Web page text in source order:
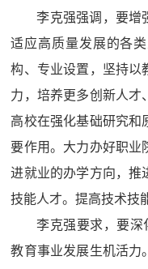
李克强强调，要增
适应高质量发展的各
构、专业设置，坚持以
力，培养更多创新人才
高校在强化基础研究和
要作用。大力办好职业
进就业的办学方向，推
技能人才。提高技术技
李克强要求，要深
教育事业发展生机活力